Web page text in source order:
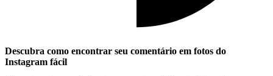
Descubra como⁢ encontrar seu comentário em fotos do
‌Instagram fácil